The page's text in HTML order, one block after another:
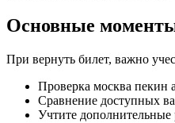
Основные
При вернуть билет, важно
Проверка москва пекин
Сравнение доступных
Учтите дополнительные